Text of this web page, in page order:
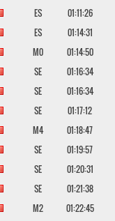
ES
01:11:26
ES
01:14:31
M0
01:14:50
SE
01:16:34
SE
01:16:34
SE
01:17:12
M4
01:18:47
SE
01:19:57
SE
01:20:31
SE
01:21:38
M2
01:22:45